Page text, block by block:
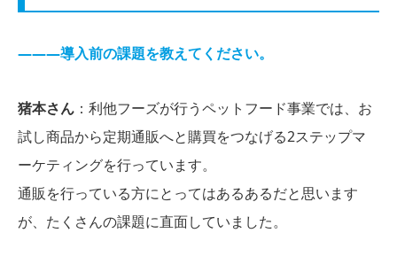
―――導入前の課題を教えてください。
猪本さん ：利他フーズが行うペットフード事業では、お
試し商品から定期通販へと購買をつなげる2ステップマ
ーケティングを行っています。
通販を行っている方にとってはあるあるだと思います
が、たくさんの課題に直面していました。